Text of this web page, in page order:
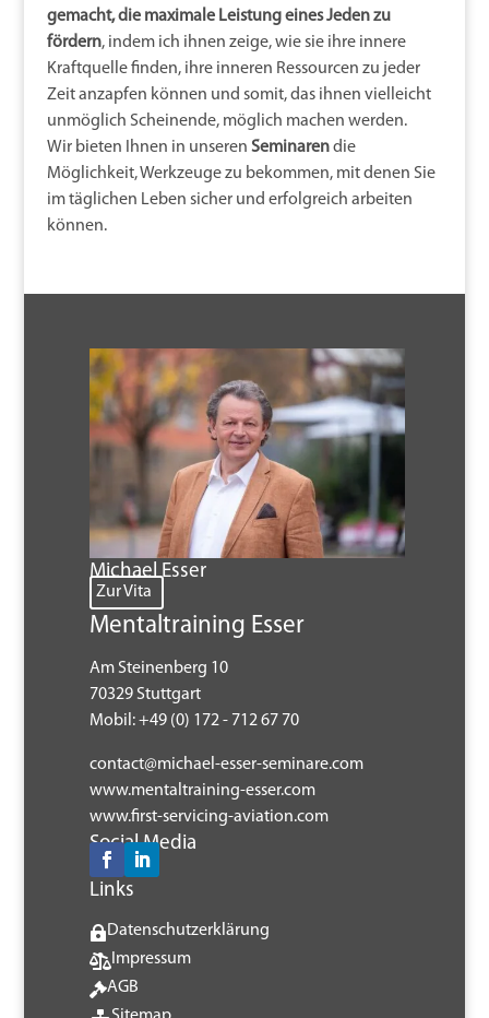
gemacht, die maximale Leistung eines Jeden zu
fördern, indem ich ihnen zeige, wie sie ihre innere
Kraftquelle finden, ihre inneren Ressourcen zu jeder
Zeit anzapfen können und somit, das ihnen vielleicht
unmöglich Scheinende, möglich machen werden.
Wir bieten Ihnen in unseren Seminarendie
Möglichkeit, Werkzeuge zu bekommen, mit denen Sie
im täglichen Leben sicher und erfolgreich arbeiten
können.
Michael Esser
Zur Vita
Mentaltraining Esser
Am Steinenberg 10
70329 Stuttgart
Mobil: +49 (0) 172 - 712 67 70
contact@michael-esser-seminare.com
www.mentaltraining-esser.com
www.first-servicing-aviation.com
Social Media
Links
Datenschutzerklärung
 Impressum
AGB